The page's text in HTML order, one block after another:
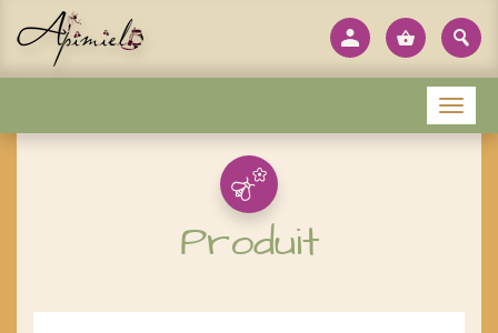
Produit
Menu
Panneau de gestion des cookies